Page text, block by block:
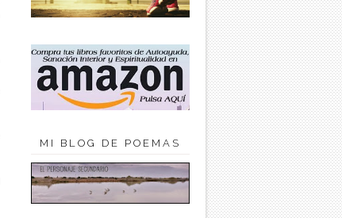
MI BLOG DE POEMAS